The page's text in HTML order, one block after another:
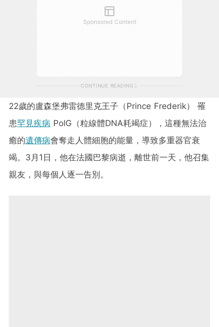
Sponsored Content
CONTINUE READING
22歲的盧森堡弗雷德里克王子（Prince Frederik） 罹
患罕見疾病 PolG（粒線體DNA耗竭症），這種無法治
癒的遺傳病會奪走人體細胞的能量，導致多重器官衰
竭。3月1日，他在法國巴黎病逝，離世前一天，他召集
親友，與每個人逐一告別。